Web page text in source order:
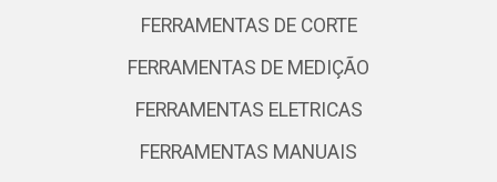
FERRAMENTAS DE CORTE
FERRAMENTAS DE MEDIÇÃO
FERRAMENTAS ELETRICAS
FERRAMENTAS MANUAIS